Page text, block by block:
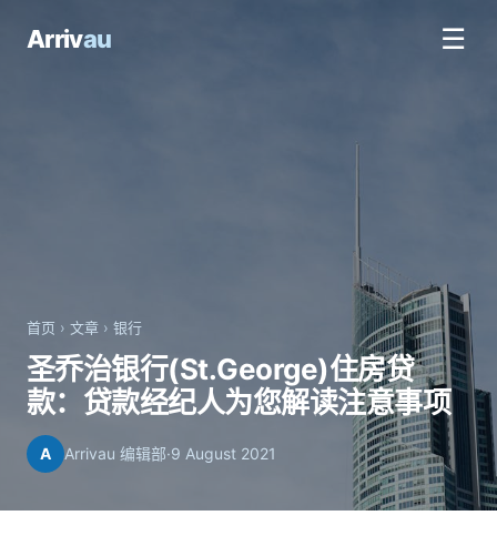
Arrivau ☰
首页 › 文章 › 银行
圣乔治银行(St.George)住房贷
款：贷款经纪人为您解读注意事项
A Arrivau 编辑部·9 August 2021